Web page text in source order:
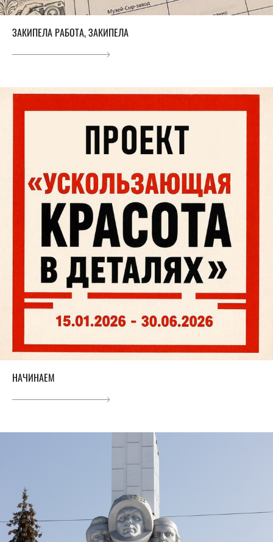
ЗАКИПЕЛА РАБОТА, ЗАКИПЕЛА
НАЧИНАЕМ